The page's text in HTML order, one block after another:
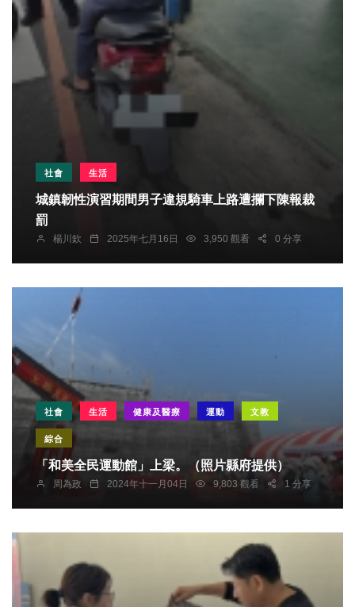
社會 生活
城鎮韌性演習期間男子違規騎車上路遭攔下陳報裁
罰
楊川欽 2025年七月16日 3,950 觀看 0 分享
社會 生活 健康及醫療 運動 文教
綜合
「和美全民運動館」上梁。（照片縣府提供）
周為政 2024年十一月04日 9,803 觀看 1 分享